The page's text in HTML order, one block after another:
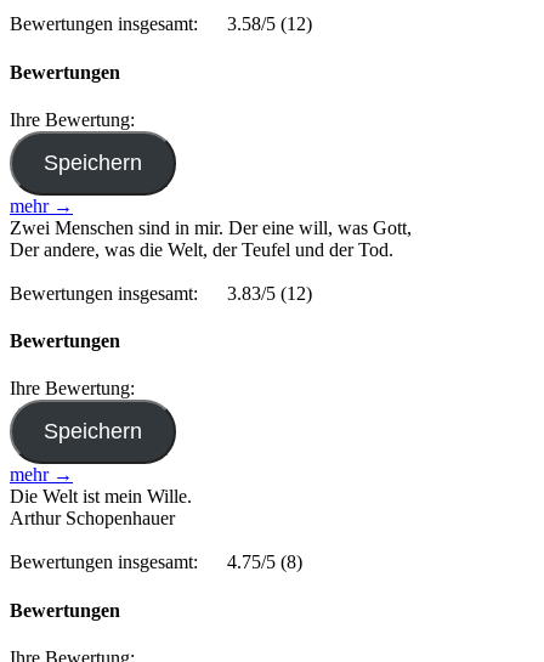
Bewertungen insgesamt: 3.58/5 (12)
Bewertungen
Ihre Bewertung:
mehr →
Zwei Menschen sind in mir. Der eine will, was Gott,
Der andere, was die Welt, der Teufel und der Tod.
Bewertungen insgesamt: 3.83/5 (12)
Bewertungen
Ihre Bewertung:
mehr →
Die Welt ist mein Wille.
Arthur Schopenhauer
Bewertungen insgesamt: 4.75/5 (8)
Bewertungen
Ihre Bewertung: